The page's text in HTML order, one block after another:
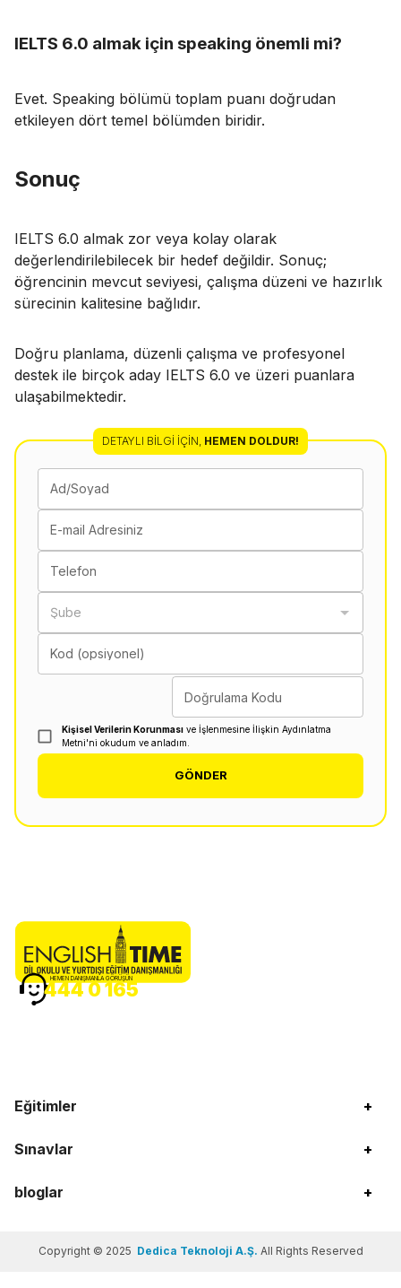
IELTS 6.0 almak için speaking önemli mi?
Evet. Speaking bölümü toplam puanı doğrudan
etkileyen dört temel bölümden biridir.
Sonuç
IELTS 6.0 almak zor veya kolay olarak
değerlendirilebilecek bir hedef değildir. Sonuç;
öğrencinin mevcut seviyesi, çalışma düzeni ve hazırlık
sürecinin kalitesine bağlıdır.
Doğru planlama, düzenli çalışma ve profesyonel
destek ile birçok aday IELTS 6.0 ve üzeri puanlara
ulaşabilmektedir.
DETAYLI BILGI İÇIN HEMEN DOLDUR!
Ad/Soyad
E-mail Adresiniz
Telefon
Şube
Kod (opsiyonel)
Doğrulama Kodu
Kişisel Verilerin Korunması ve İşlenmesine İlişkin Aydınlatma
Metni'ni okudum ve anladım.
GÖNDER
Eğitimler +
Sınavlar +
bloglar +
HEMEN DANIŞMANLA GÖRÜŞÜN
444 0 165
Copyright © 2025 Dedica Teknoloji A.Ş. All Rights Reserved